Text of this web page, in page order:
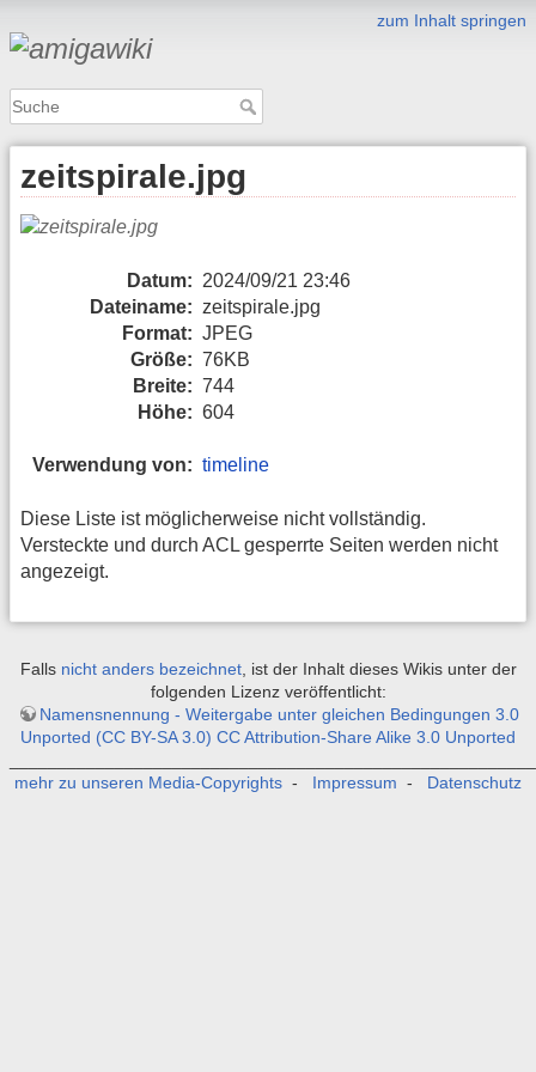
zum Inhalt springen
zeitspirale.jpg
Datum: 2024/09/21 23:46
Dateiname: zeitspirale.jpg
Format: JPEG
Größe: 76KB
Breite: 744
Höhe: 604
Verwendung von: timeline
Diese Liste ist möglicherweise nicht vollständig.
Versteckte und durch ACL gesperrte Seiten werden nicht
angezeigt.
Falls nicht anders bezeichnet, ist der Inhalt dieses Wikis unter der
folgenden Lizenz veröffentlicht:
Namensnennung - Weitergabe unter gleichen Bedingungen 3.0
Unported (CC BY-SA 3.0) CC Attribution-Share Alike 3.0 Unported
mehr zu unseren Media-Copyrights - Impressum - Datenschutz